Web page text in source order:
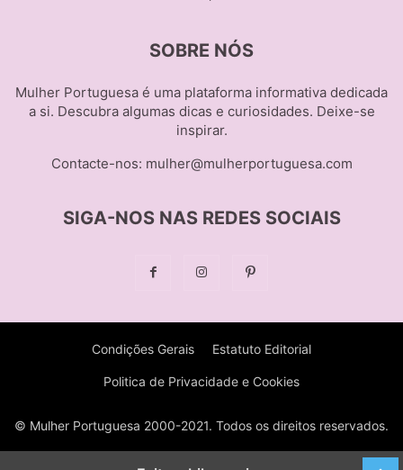
SOBRE NÓS
Mulher Portuguesa é uma plataforma informativa dedicada
a si. Descubra algumas dicas e curiosidades. Deixe-se
inspirar.
Contacte-nos: mulher@mulherportuguesa.com
SIGA-NOS NAS REDES SOCIAIS
Condições Gerais Estatuto Editorial
Politica de Privacidade e Cookies
© Mulher Portuguesa 2000-2021. Todos os direitos reservados.